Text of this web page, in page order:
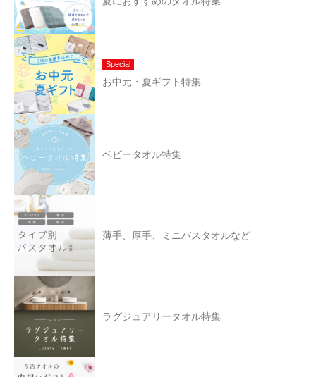
Special
お中元・夏ギフト特集
ベビータオル特集
薄手、厚手、ミニバスタオルなど
ラグジュアリータオル特集